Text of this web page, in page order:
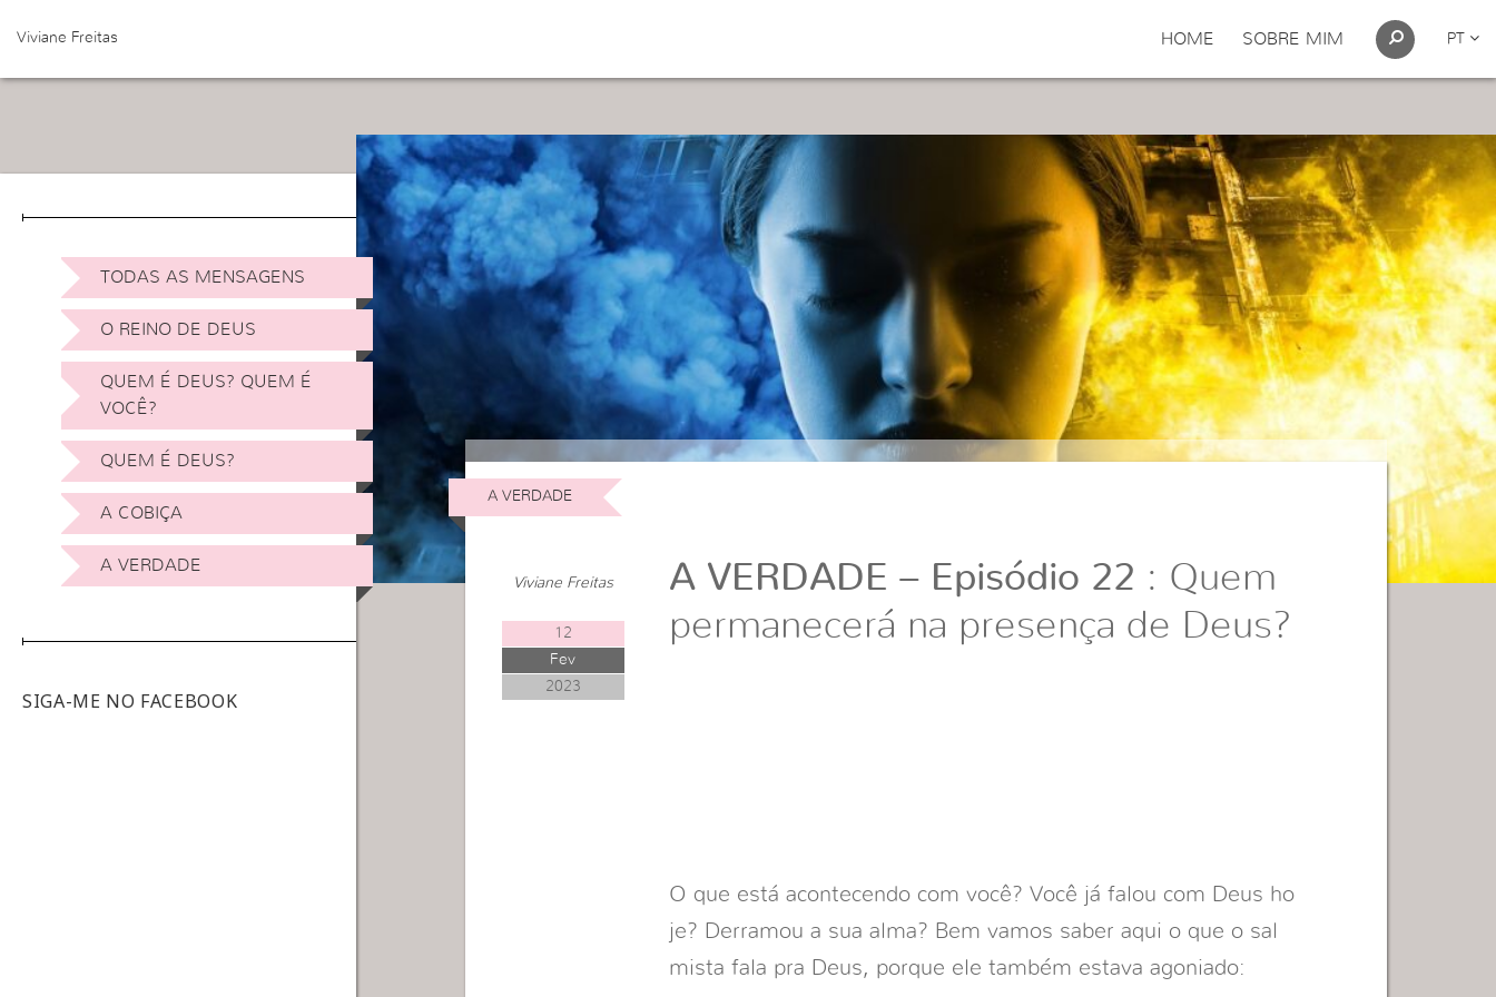
Viviane Freitas HOME SOBRE MIM PT
TODAS AS MENSAGENS
O REINO DE DEUS
QUEM É DEUS? QUEM É
VOCÊ?
QUEM É DEUS?
A COBIÇA
A VERDADE
SIGA-ME NO FACEBOOK
A VERDADE
Viviane Freitas
12
Fev
2023
A VERDADE – Episódio 22 : Quem
permanecerá na presença de Deus?
O que está acontecendo com você? Você já falou com Deus ho
je? Derramou a sua alma? Bem vamos saber aqui o que o sal
mista fala pra Deus, porque ele também estava agoniado: